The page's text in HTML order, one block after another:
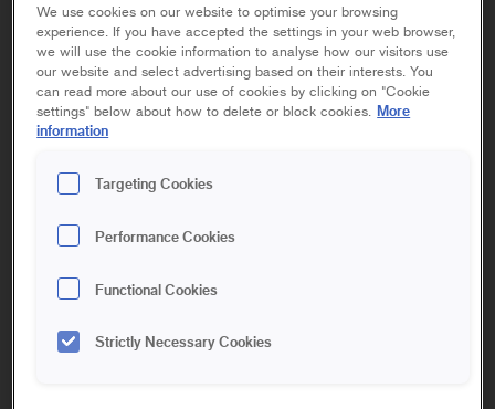
SUPERROLLERS
ANTEX
18 cm | Maxi
We use cookies on our website to optimise your browsing
experience. If you have accepted the settings in your web browser,
we will use the cookie information to analyse how our visitors use
our website and select advertising based on their interests. You
can read more about our use of cookies by clicking on "Cookie
settings" below about how to delete or block cookies. More
information
Targeting Cookies
Performance Cookies
Functional Cookies
Strictly Necessary Cookies